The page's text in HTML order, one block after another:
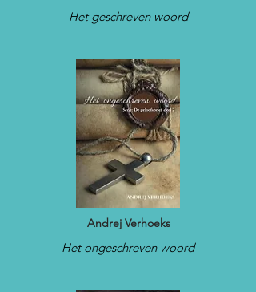
Het geschreven woord
Andrej Verhoeks
Het ongeschreven woord